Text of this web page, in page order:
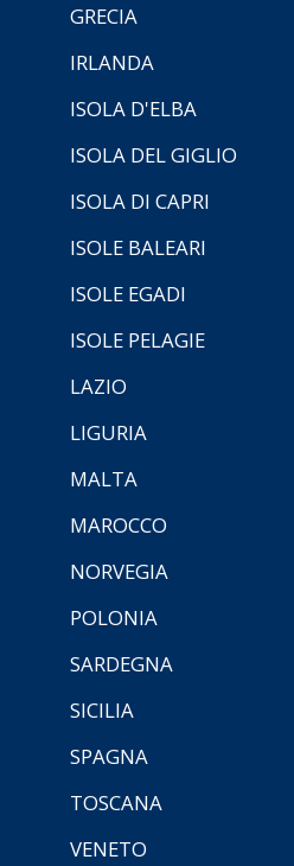
GRECIA
IRLANDA
ISOLA D'ELBA
ISOLA DEL GIGLIO
ISOLA DI CAPRI
ISOLE BALEARI
ISOLE EGADI
ISOLE PELAGIE
LAZIO
LIGURIA
MALTA
MAROCCO
NORVEGIA
POLONIA
SARDEGNA
SICILIA
SPAGNA
TOSCANA
VENETO